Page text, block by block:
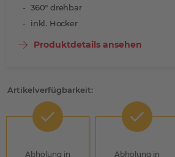
360° drehbar
inkl. Hocker
Produktdetails ansehen
Artikelverfügbarkeit:
Abholung in
Abholung in